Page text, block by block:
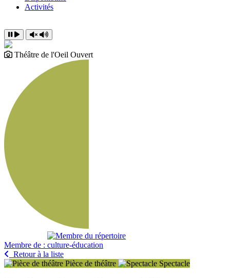
Activités
Théâtre de l'Oeil Ouvert
Membre de :
Retour à la liste
Pièce de théâtre
Spectacle